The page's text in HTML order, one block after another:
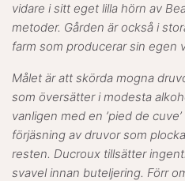
vidare i sitt eget lilla hörn av
metoder. Gården är också i
farm som producerar sin egen
Målet är att skörda mogna
som översätter i modesta
vanligen med en ’pied de
förjäsning av druvor som
resten. Ducroux tillsätter
svavel innan buteljering. Förr